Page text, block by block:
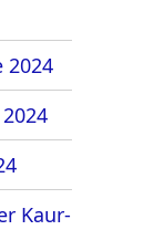
2024
Kaur-